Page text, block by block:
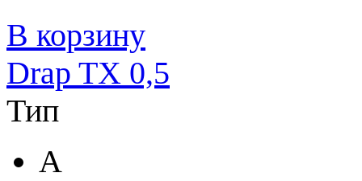
В корзину
Drap TX 0,5
Тип
A